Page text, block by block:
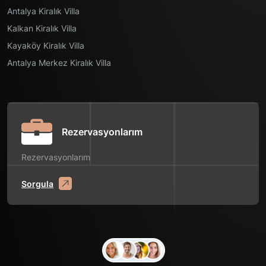
Antalya Kiralık Villa
Kalkan Kiralık Villa
Kayaköy Kiralık Villa
Antalya Merkez Kiralık Villa
Rezervasyonlarım
Rezervasyonlarım
Sorgula